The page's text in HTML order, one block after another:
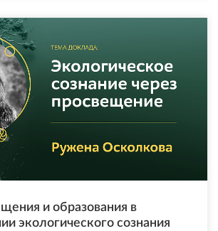
и образования в
экологического сознания